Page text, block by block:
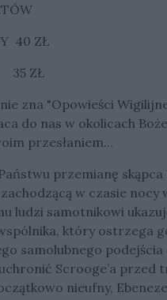
40 ZŁ
35 ZŁ
zna "Opowieści
do nas w okolicach
przesłaniem...
przemianę skąpca
zachodzącą w czasie nocy
ludzi samotnikowi
który ostrzega
samolubnego podejścia
Scrooge’a przed
nieufny,